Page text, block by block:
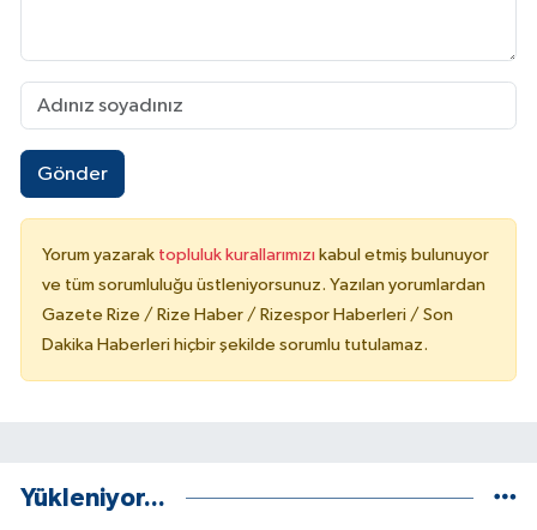
Gönder
Yorum yazarak topluluk kurallarımızı kabul etmiş bulunuyor
ve tüm sorumluluğu üstleniyorsunuz. Yazılan yorumlardan
Gazete Rize / Rize Haber / Rizespor Haberleri / Son
Dakika Haberleri hiçbir şekilde sorumlu tutulamaz.
Yükleniyor...